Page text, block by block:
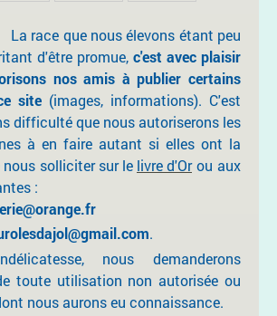
La race que nous élevons étant peu
d'être promue, c'est avec plaisir
nos amis à publier certains
site (images, informations). C'est
difficulté que nous autoriserons les
à en faire autant si elles ont la
solliciter sur le livre d'Or ou aux
:
.
nous demanderons
toute utilisation non autorisée ou
nous aurons eu connaissance.